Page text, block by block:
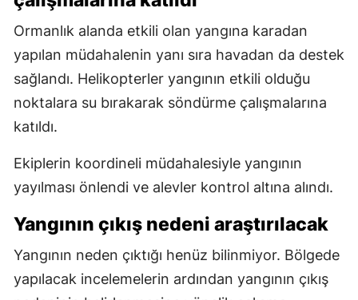
Ormanlık alanda etkili olan yangına karadan
yapılan müdahalenin yanı sıra havadan da destek
sağlandı. Helikopterler yangının etkili olduğu
noktalara su bırakarak söndürme çalışmalarına
katıldı.
Ekiplerin koordineli müdahalesiyle yangının
yayılması önlendi ve alevler kontrol altına alındı.
Yangının çıkış nedeni araştırılacak
Yangının neden çıktığı henüz bilinmiyor. Bölgede
yapılacak incelemelerin ardından yangının çıkış